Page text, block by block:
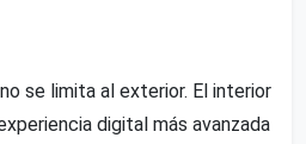
se limita al exterior. El interior
digital más avanzada